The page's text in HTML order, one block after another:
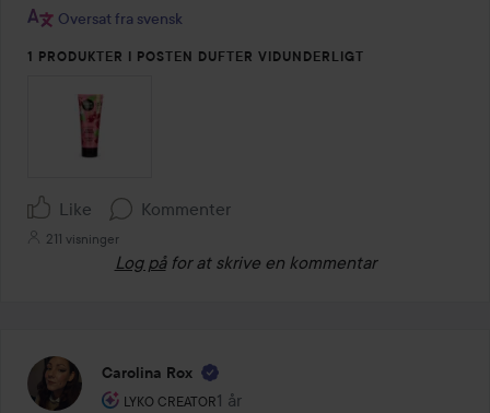
Oversat fra svensk
1 PRODUKTER I POSTEN DUFTER VIDUNDERLIGT
Like Kommenter
211 visninger
Log på for at skrive en kommentar
Carolina Rox
LYKO CREATOR
Brugerens rolle: Lyko Creator.
1 år
Posten blev oprettet 1 år